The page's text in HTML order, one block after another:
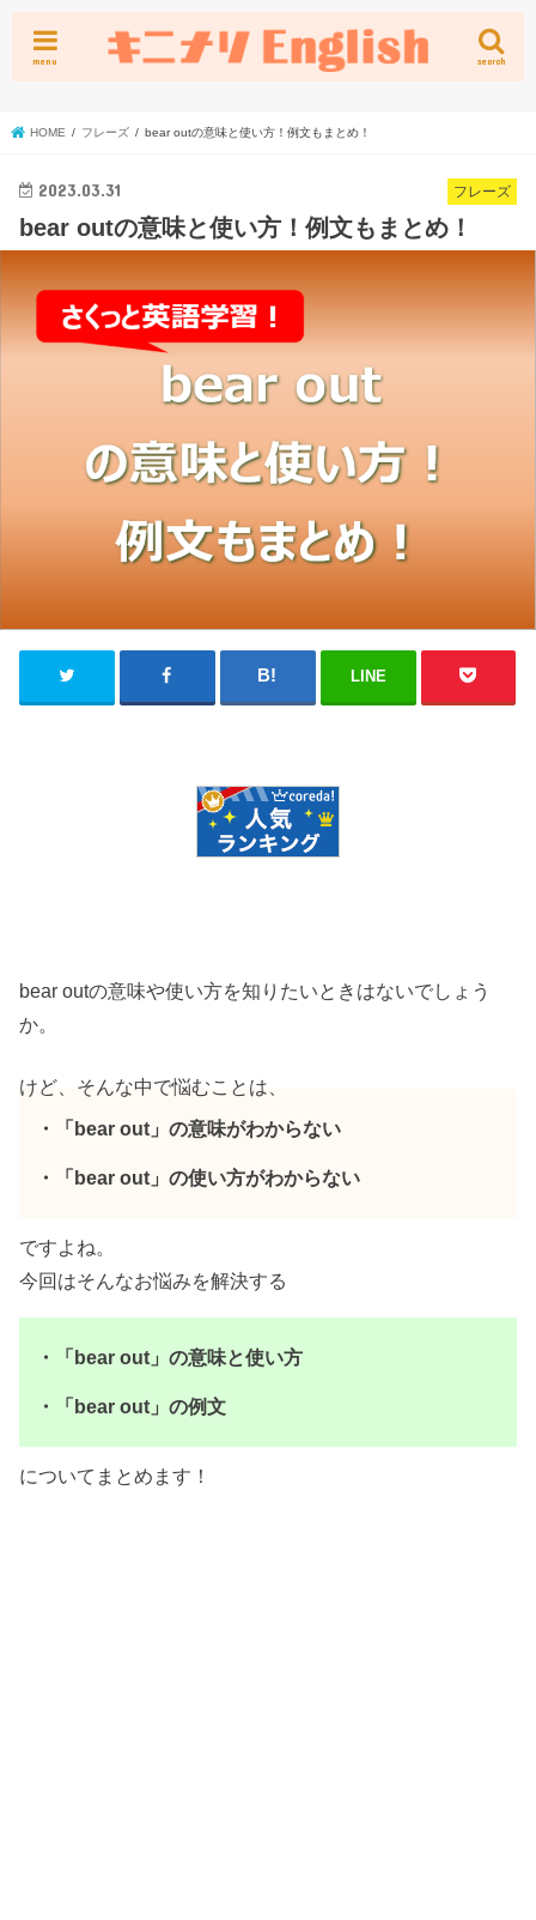
search
menu
HOME フレーズ bear outの意味と使い方！例文もまとめ！
フレーズ
2023.03.31
bear outの意味と使い方！例文もまとめ！
LINE
bear outの意味や使い方を知りたいときはないでしょう
か。
けど、そんな中で悩むことは、
・「bear out」の意味がわからない
・「bear out」の使い方がわからない
ですよね。
今回はそんなお悩みを解決する
・「bear out」の意味と使い方
・「bear out」の例文
についてまとめます！